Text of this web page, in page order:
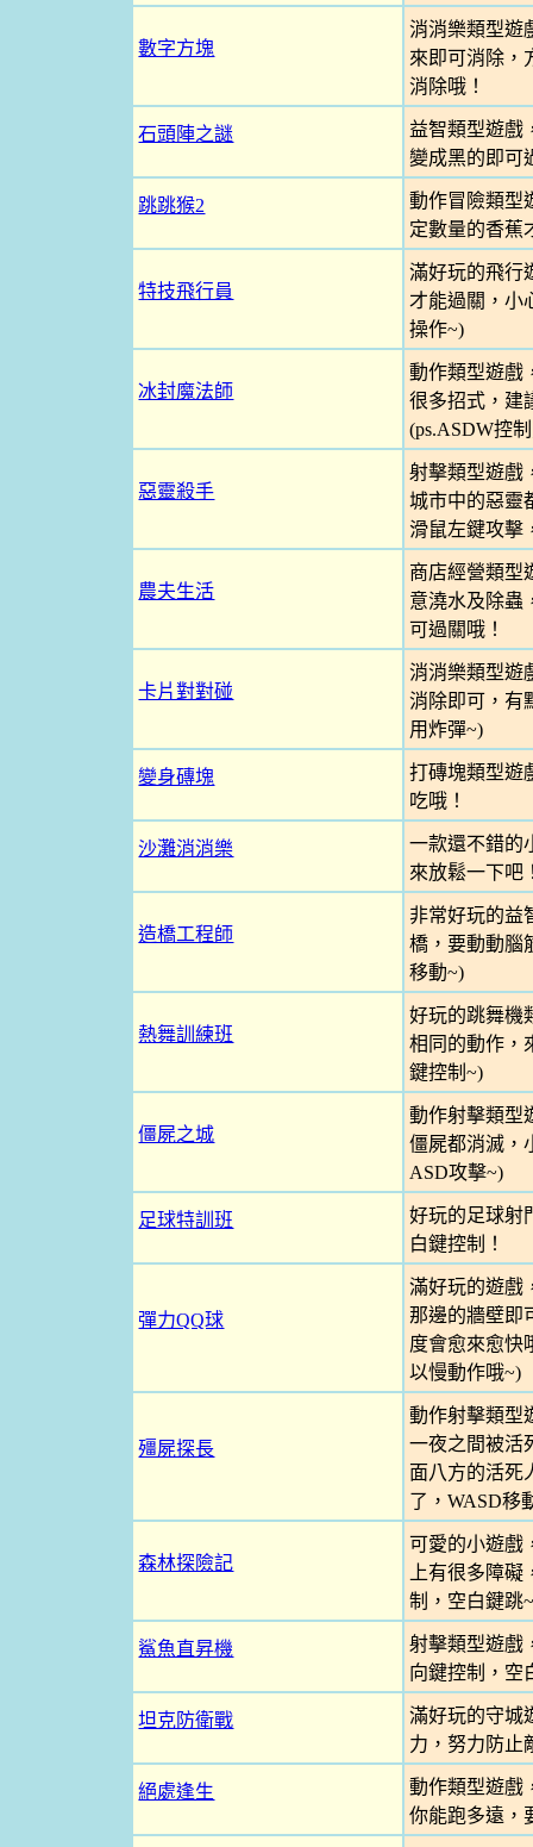
數字方塊
消消樂類型遊
來即可消除，
消除哦！
石頭陣之謎
益智類型遊戲
變成黑的即可
跳跳猴2
動作冒險類型
定數量的香蕉
特技飛行員
滿好玩的飛行
才能過關，小
操作~)
冰封魔法師
動作類型遊戲
很多招式，建
(ps.ASDW控
惡靈殺手
射擊類型遊戲
城市中的惡靈
滑鼠左鍵攻擊
農夫生活
商店經營類型
意澆水及除蟲
可過關哦！
卡片對對碰
消消樂類型遊
消除即可，有
用炸彈~)
變身磚塊
打磚塊類型遊
吃哦！
沙灘消消樂
一款還不錯的
來放鬆一下吧
造橋工程師
非常好玩的益
橋，要動動腦
移動~)
熱舞訓練班
好玩的跳舞機
相同的動作，
鍵控制~)
僵屍之城
動作射擊類型
僵屍都消滅，
ASD攻擊~)
足球特訓班
好玩的足球射
白鍵控制！
彈力QQ球
滿好玩的遊戲
那邊的牆壁即
度會愈來愈快
以慢動作哦~)
殭屍探長
動作射擊類型
一夜之間被活
面八方的活死
了，WASD移
森林探險記
可愛的小遊戲
上有很多障
制，空白鍵跳
鯊魚直昇機
射擊類型遊戲
向鍵控制，空
坦克防衛戰
滿好玩的守城
力，努力防止
絕處逢生
動作類型遊戲
你能跑多遠，